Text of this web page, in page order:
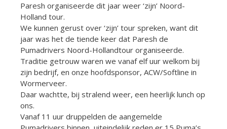
Paresh organiseerde dit jaar weer ‘zijn’ Noord-
Holland tour.
We kunnen gerust over ‘zijn’ tour spreken, want dit
jaar was het de tiende keer dat Paresh de
Pumadrivers Noord-Hollandtour organiseerde.
Traditie getrouw waren we vanaf elf uur welkom bij
zijn bedrijf, en onze hoofdsponsor, ACW/Softline in
Wormerveer.
Daar wachtte, bij stralend weer, een heerlijk lunch op
ons.
Vanaf 11 uur druppelden de aangemelde